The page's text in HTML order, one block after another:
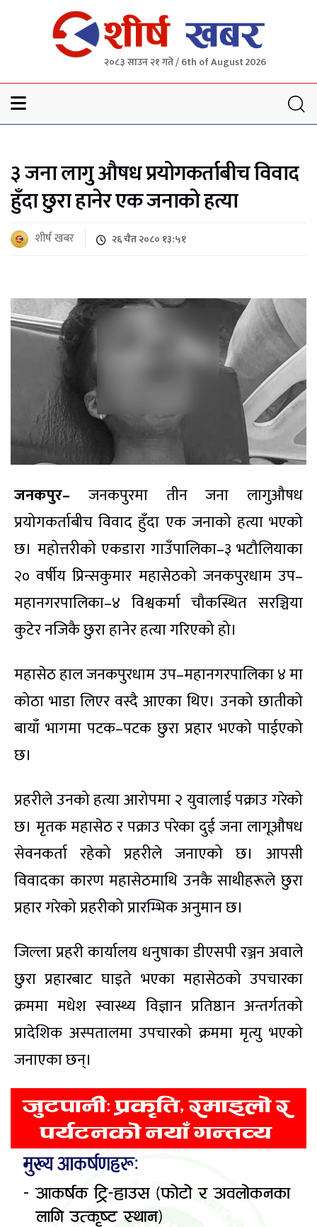
२०८३ साउन २१ गते / 6th of August 2026
३ जना लागु औषध प्रयोगकर्ताबीच विवाद
हुँदा छुरा हानेर एक जनाको हत्या
शीर्ष खबर २६ चैत २०८० १३:५१
जनकपुर– जनकपुरमा तीन जना लागुऔषध
प्रयोगकर्ताबीच विवाद हुँदा एक जनाको हत्या भएको
छ। महोत्तरीको एकडारा गाउँपालिका–३ भटौलियाका
२० वर्षीय प्रिन्सकुमार महासेठको जनकपुरधाम उप–
महानगरपालिका–४ विश्वकर्मा चौकस्थित सरञ्चिया
कुटेर नजिकै छुरा हानेर हत्या गरिएको हो।
महासेठ हाल जनकपुरधाम उप–महानगरपालिका ४ मा
कोठा भाडा लिएर वस्दै आएका थिए। उनको छातीको
बायाँ भागमा पटक–पटक छुरा प्रहार भएको पाईएको
छ।
प्रहरीले उनको हत्या आरोपमा २ युवालाई पक्राउ गरेको
छ। मृतक महासेठ र पक्राउ परेका दुई जना लागूऔषध
सेवनकर्ता रहेको प्रहरीले जनाएको छ। आपसी
विवादका कारण महासेठमाथि उनकै साथीहरूले छुरा
प्रहार गरेको प्रहरीको प्रारम्भिक अनुमान छ।
जिल्ला प्रहरी कार्यालय धनुषाका डीएसपी रञ्जन अवाले
छुरा प्रहारबाट घाइते भएका महासेठको उपचारका
क्रममा मधेश स्वास्थ्य विज्ञान प्रतिष्ठान अन्तर्गतको
प्रादेशिक अस्पतालमा उपचारको क्रममा मृत्यु भएको
जनाएका छन्।